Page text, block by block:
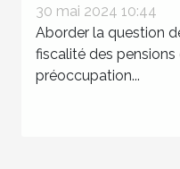
30 mai 2024 10:44
Aborder la question
fiscalité des
préoccupation...